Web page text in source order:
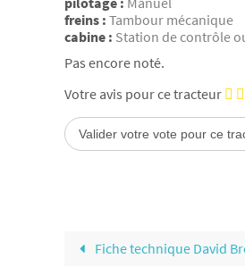
freins : Tambour mécanique
cabine : Station de contrôle
Pas encore noté.
Votre avis pour ce tracteur
Fiche technique David